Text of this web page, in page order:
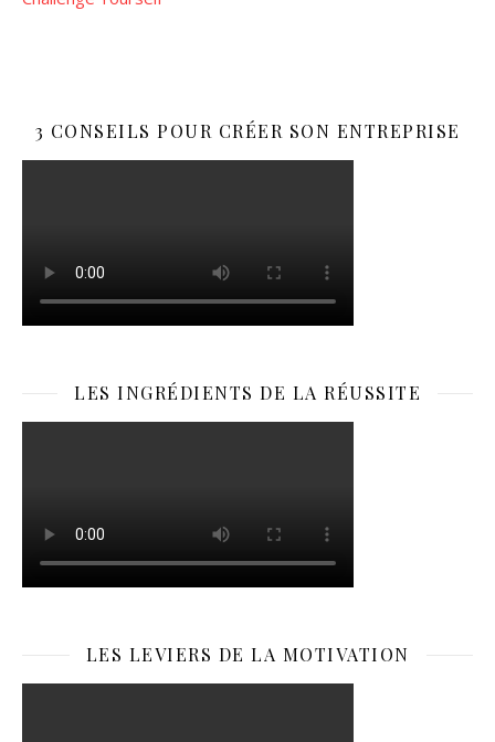
3 CONSEILS POUR CRÉER SON ENTREPRISE
LES INGRÉDIENTS DE LA RÉUSSITE
LES LEVIERS DE LA MOTIVATION